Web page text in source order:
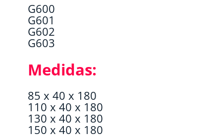
G600
G601
G602
G603
Medidas:
85 x 40 x 180
110 x 40 x 180
130 x 40 x 180
150 x 40 x 180